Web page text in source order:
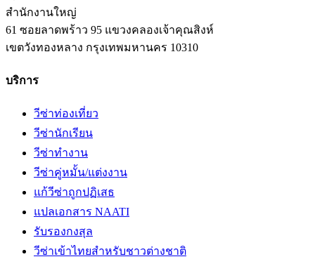
สำนักงานใหญ่
61 ซอยลาดพร้าว 95 แขวงคลองเจ้าคุณสิงห์
เขตวังทองหลาง กรุงเทพมหานคร 10310
บริการ
วีซ่าท่องเที่ยว
วีซ่านักเรียน
วีซ่าทำงาน
วีซ่าคู่หมั้น/แต่งงาน
แก้วีซ่าถูกปฏิเสธ
แปลเอกสาร NAATI
รับรองกงสุล
วีซ่าเข้าไทยสำหรับชาวต่างชาติ